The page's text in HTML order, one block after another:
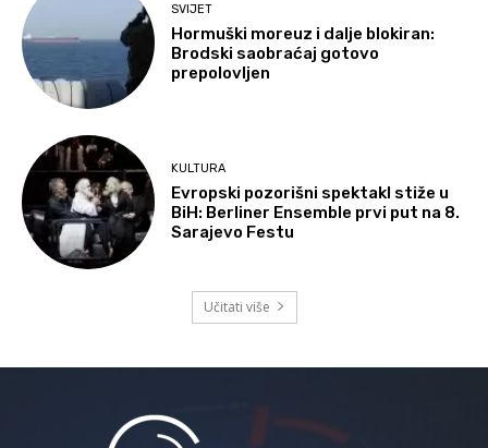
SVIJET
Hormuški moreuz i dalje blokiran:
Brodski saobraćaj gotovo
prepolovljen
KULTURA
Evropski pozorišni spektakl stiže u
BiH: Berliner Ensemble prvi put na 8.
Sarajevo Festu
Učitati više